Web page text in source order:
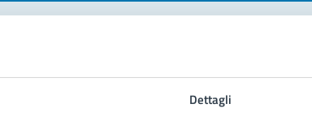
Dettagli
Contatta il comune